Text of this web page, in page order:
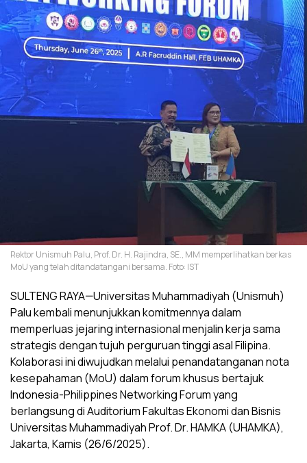
Rektor Unismuh Palu, Prof. Dr. H. Rajindra, SE., MM memperlihatkan berkas
MoU yang telah ditandatangani bersama. Foto: IST
SULTENG RAYA—Universitas Muhammadiyah (Unismuh)
Palu kembali menunjukkan komitmennya dalam
memperluas jejaring internasional menjalin kerja sama
strategis dengan tujuh perguruan tinggi asal Filipina.
Kolaborasi ini diwujudkan melalui penandatanganan nota
kesepahaman (MoU) dalam forum khusus bertajuk
Indonesia-Philippines Networking Forum yang
berlangsung di Auditorium Fakultas Ekonomi dan Bisnis
Universitas Muhammadiyah Prof. Dr. HAMKA (UHAMKA),
Jakarta, Kamis (26/6/2025).